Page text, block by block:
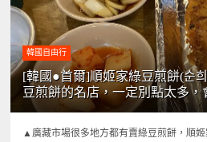
韓國自由行
[韓國●首爾]順姬家綠豆煎餅(순
豆煎餅的名店，一定別點太多，
▲廣藏市場很多地方都有賣綠豆煎餅，順